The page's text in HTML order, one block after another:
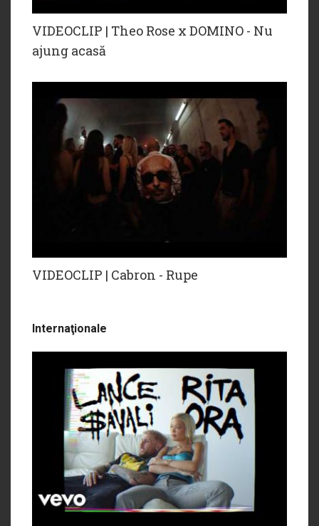
VIDEOCLIP | Theo Rose x DOMINO - Nu
ajung acasă
VIDEOCLIP | Cabron - Rupe
Internaţionale